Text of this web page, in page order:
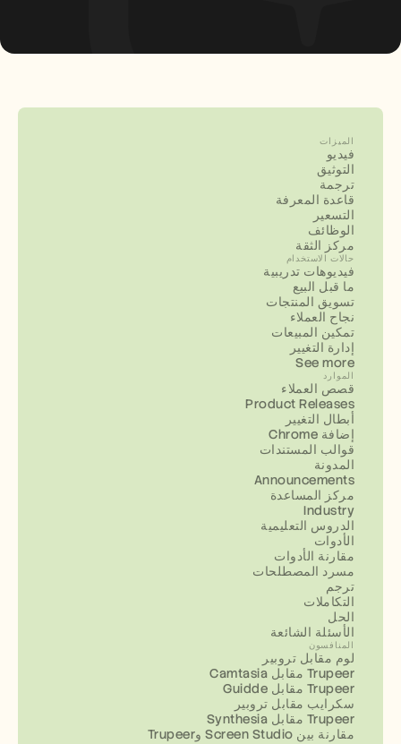
الميزات
فيديو
التوثيق
ترجمة
قاعدة المعرفة
التسعير
الوظائف
مركز الثقة
حالات الاستخدام
فيديوهات تدريبية
ما قبل البيع
تسويق المنتجات
نجاح العملاء
تمكين المبيعات
إدارة التغيير
See more
الموارد
قصص العملاء
Product Releases
أبطال التغيير
إضافة Chrome
قوالب المستندات
المدونة
Announcements
مركز المساعدة
Industry
الدروس التعليمية
الأدوات
مقارنة الأدوات
مسرد المصطلحات
ترجم
التكاملات
الحل
الأسئلة الشائعة
المنافسون
لوم مقابل تروبير
Camtasia مقابل Trupeer
Guidde مقابل Trupeer
سكرايب مقابل تروبير
Synthesia مقابل Trupeer
مقارنة بين Screen Studio وTrupeer